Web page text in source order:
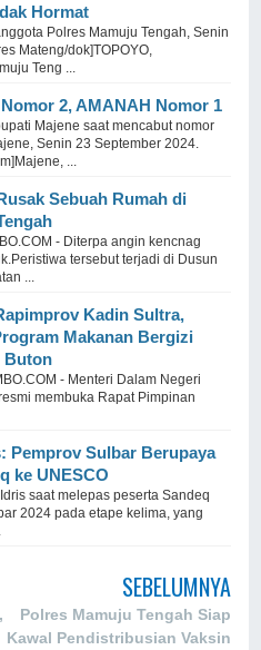
Hormat
Polres Mamuju Tengah, Senin
Mateng/dok]TOPOYO,
Teng ...
2, AMANAH Nomor 1
Majene saat mencabut nomor
Senin 23 September 2024.
...
Sebuah Rumah di
- Diterpa angin kencnag
tersebut terjadi di Dusun
...
Kadin Sultra,
Makanan Bergizi
Buton
- Menteri Dalam Negeri
membuka Rapat Pimpinan
Pemprov Sulbar Berupaya
ke UNESCO
saat melepas peserta Sandeq
2024 pada etape kelima, yang
SEBELUMNYA
Polres Mamuju Tengah Siap
Kawal Pendistribusian Vaksin